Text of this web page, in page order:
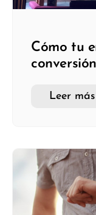
Cómo tu
Leer más